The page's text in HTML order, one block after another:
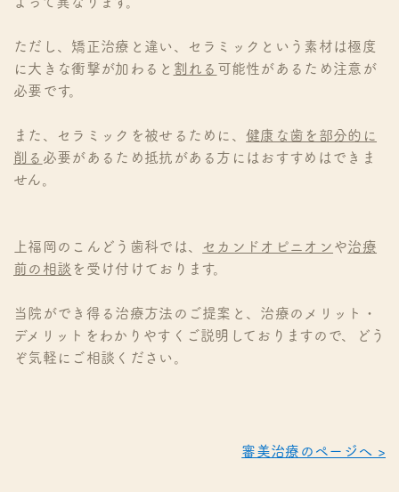
ただし、矯正治療と違い、セラミックという素材は極度
に大きな衝撃が加わると 割れる 可能性があるため注意が
必要です。
また、セラミックを被せるために、健康な歯を部分的に
削る 必要があるため抵抗がある方にはおすすめはできま
せん。
上福岡のこんどう歯科では、 セカンドオピニオンや治療
前の相談 を受け付けております。
当院ができ得る治療方法のご提案と、治療のメリット・
デメリットをわかりやすくご説明しておりますので、どう
ぞ気軽にご相談ください。
審美治療のページへ >